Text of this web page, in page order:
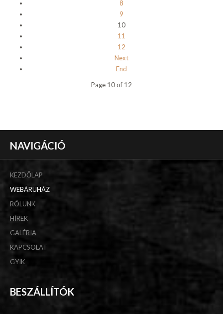
8
9
10
11
12
Next
End
Page 10 of 12
NAVIGÁCIÓ
KEZDŐLAP
WEBÁRUHÁZ
RÓLUNK
HÍREK
GALÉRIA
KAPCSOLAT
GYIK
BESZÁLLÍTÓK